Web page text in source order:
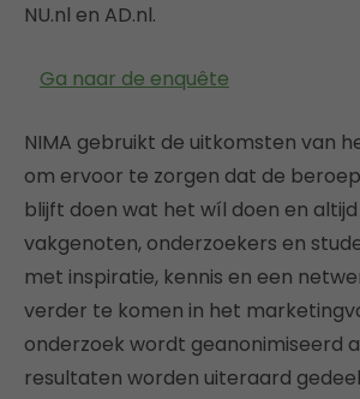
NU.nl en AD.nl.
Ga naar de enquête
NIMA gebruikt de uitkomsten van
om ervoor te zorgen dat de
blijft doen wat het wíl doen en
vakgenoten, onderzoekers en
met inspiratie, kennis en een
verder te komen in het
onderzoek wordt geanonimiseerd
resultaten worden uiteraard